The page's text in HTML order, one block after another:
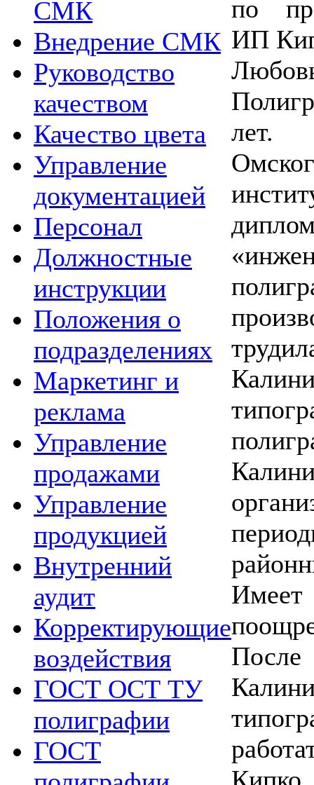
СМК
Внедрение СМК
Руководство
качеством
Качество цвета
Управление
документацией
Персонал
Должностные
инструкции
Положения о
подразделениях
Маркетинг и
реклама
Управление
продажами
Управление
продукцией
Внутренний
аудит
Корректирующие
воздействия
ГОСТ ОСТ ТУ
полиграфии
ГОСТ
по
ИП
лет.